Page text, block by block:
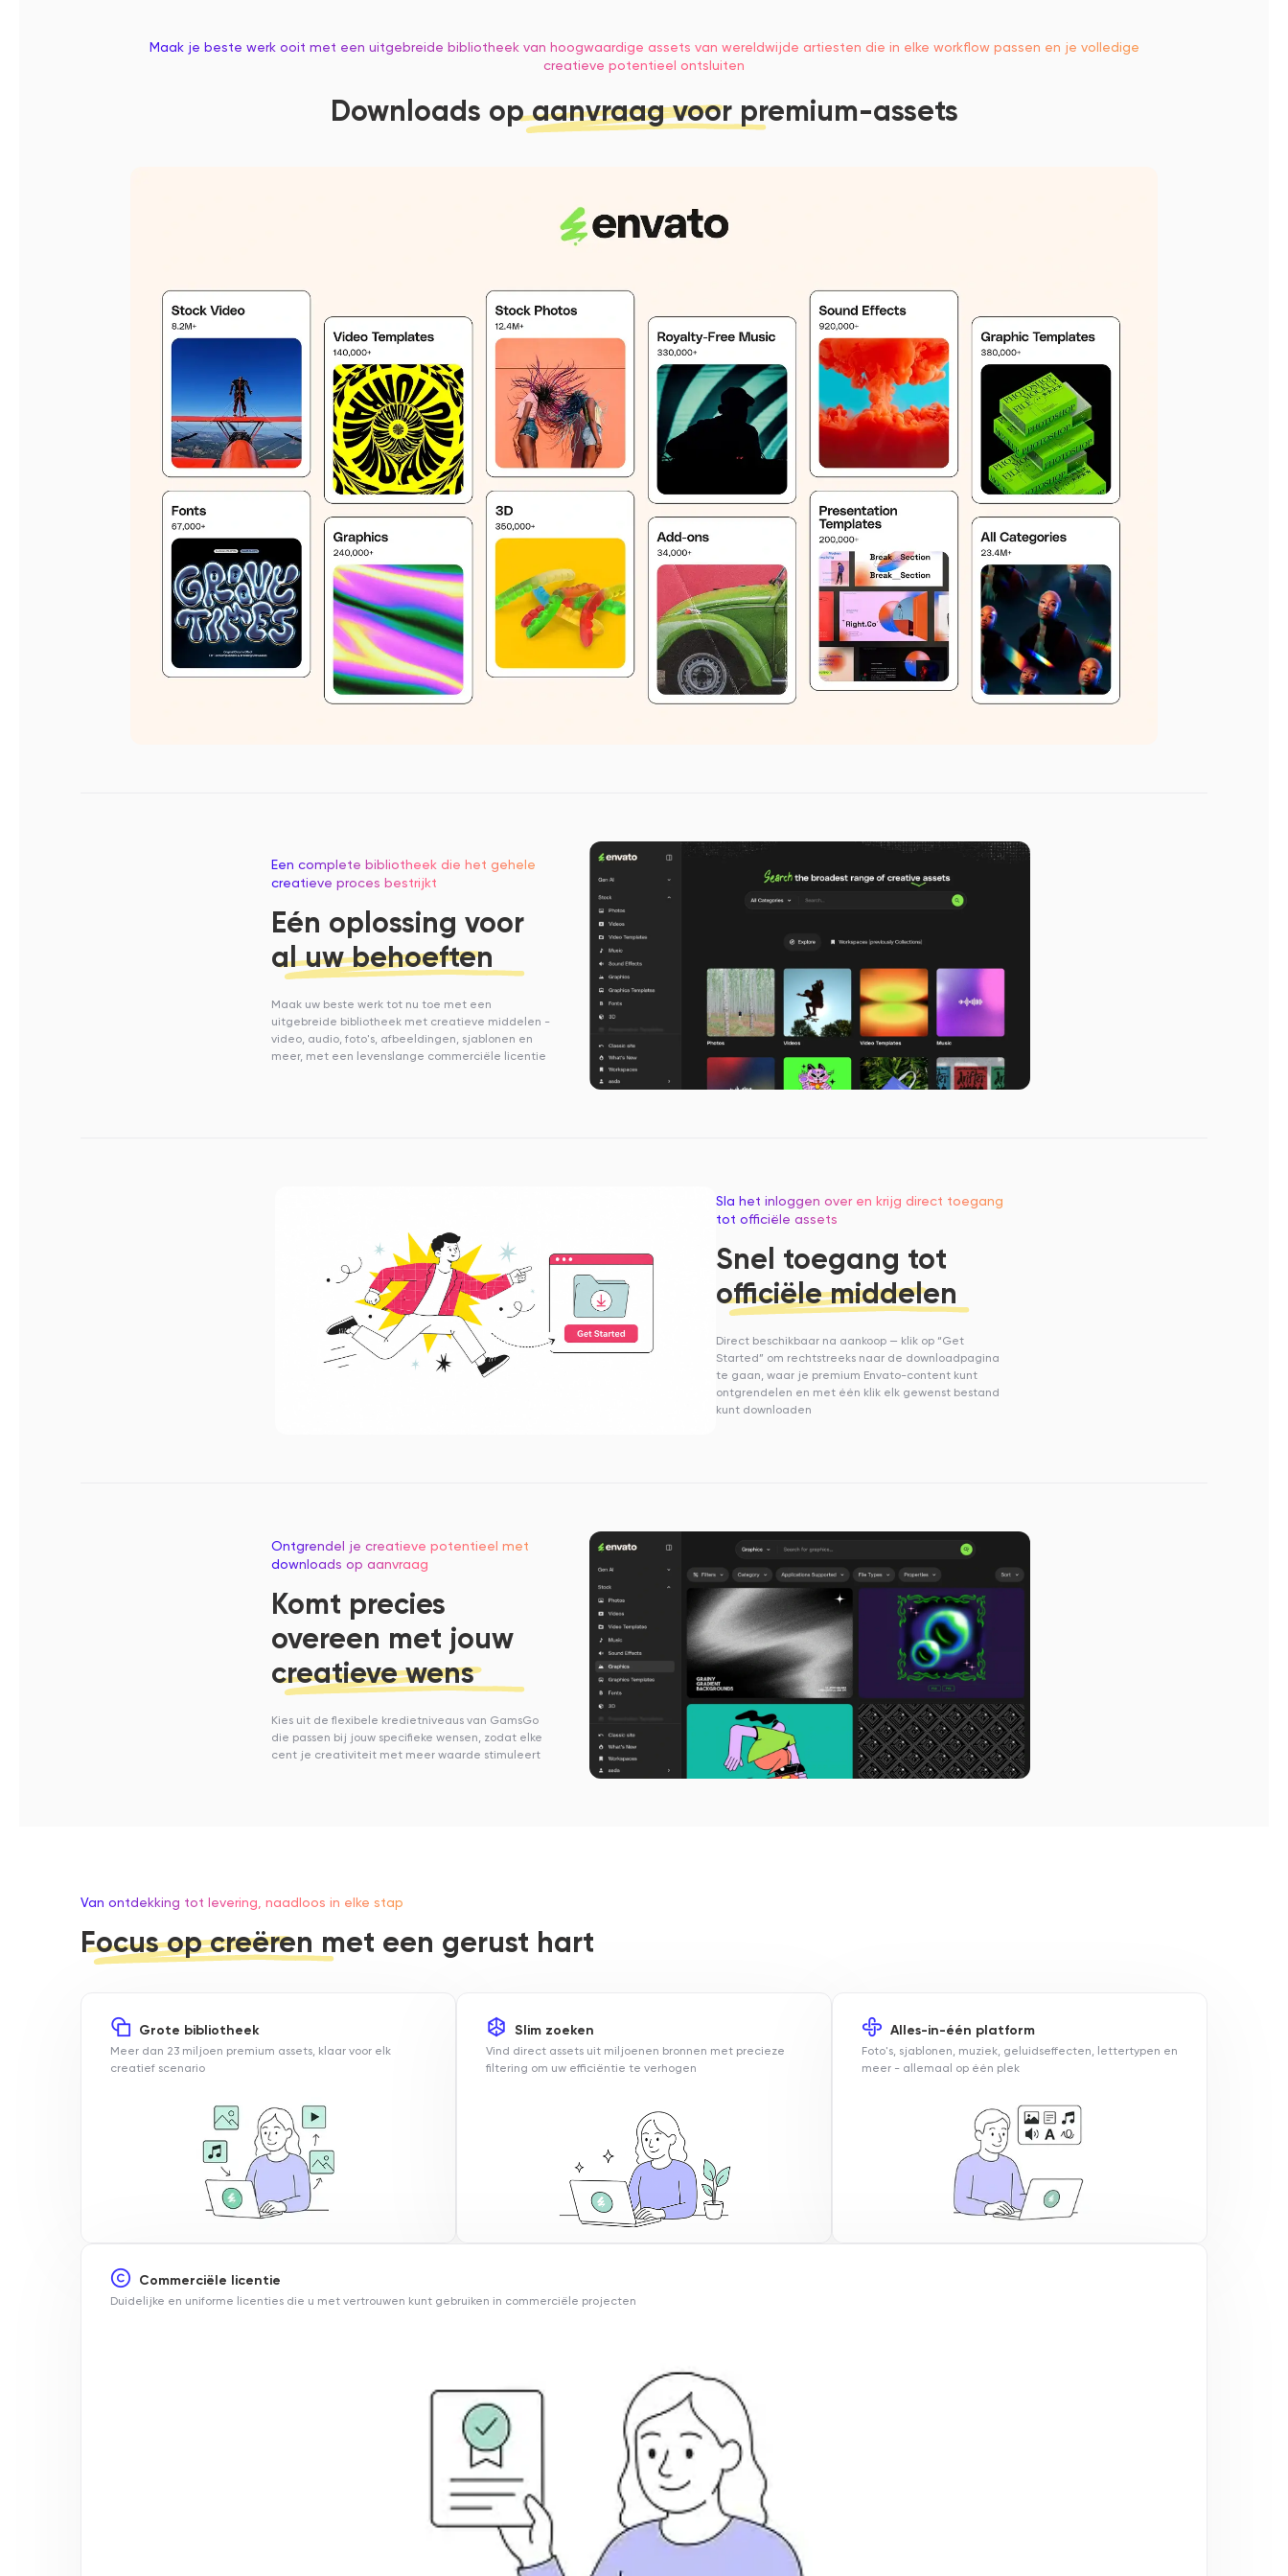
Maak je beste werk ooit met een uitgebreide bibliotheek van hoogwaardige assets van wereldwijde artiesten die in elke workflow passen en je volledige
creatieve potentieel ontsluiten
Downloads op aanvraag voor premium-assets
Een complete bibliotheek die het gehele
creatieve proces bestrijkt
Eén oplossing voor
al uw behoeften
Maak uw beste werk tot nu toe met een
uitgebreide bibliotheek met creatieve middelen -
video, audio, foto's, afbeeldingen, sjablonen en
meer, met een levenslange commerciële licentie
Sla het inloggen over en krijg direct toegang
tot officiële assets
Snel toegang tot
officiële middelen
Direct beschikbaar na aankoop — klik op “Get
Started” om rechtstreeks naar de downloadpagina
te gaan, waar je premium Envato-content kunt
ontgrendelen en met één klik elk gewenst bestand
kunt downloaden
Ontgrendel je creatieve potentieel met
downloads op aanvraag
Komt precies
overeen met jouw
creatieve wens
Kies uit de flexibele kredietniveaus van GamsGo
die passen bij jouw specifieke wensen, zodat elke
cent je creativiteit met meer waarde stimuleert
Van ontdekking tot levering, naadloos in elke stap
Focus op creëren met een gerust hart
Grote bibliotheek
Meer dan 23 miljoen premium assets, klaar voor elk
creatief scenario
Slim zoeken
Vind direct assets uit miljoenen bronnen met precieze
filtering om uw efficiëntie te verhogen
Alles-in-één platform
Foto's, sjablonen, muziek, geluidseffecten, lettertypen en
meer - allemaal op één plek
Commerciële licentie
Duidelijke en uniforme licenties die u met vertrouwen kunt gebruiken in commerciële projecten